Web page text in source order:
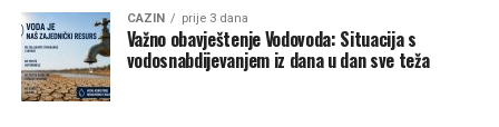
Zanimljivo je da Trump ovu ideju promoviše u trenutku kada
njegova administracija ima zategnute odnose s
Ujedinjenim nacijama. Od povratka u Bijelu kuću, SAD je
smanjio finansijska izdvajanja za UN te se povukao iz
CAZIN prije 3 dana
Važno obavještenje Vodovoda: Situacija s
vodosnabdijevanjem iz dana u dan sve teža